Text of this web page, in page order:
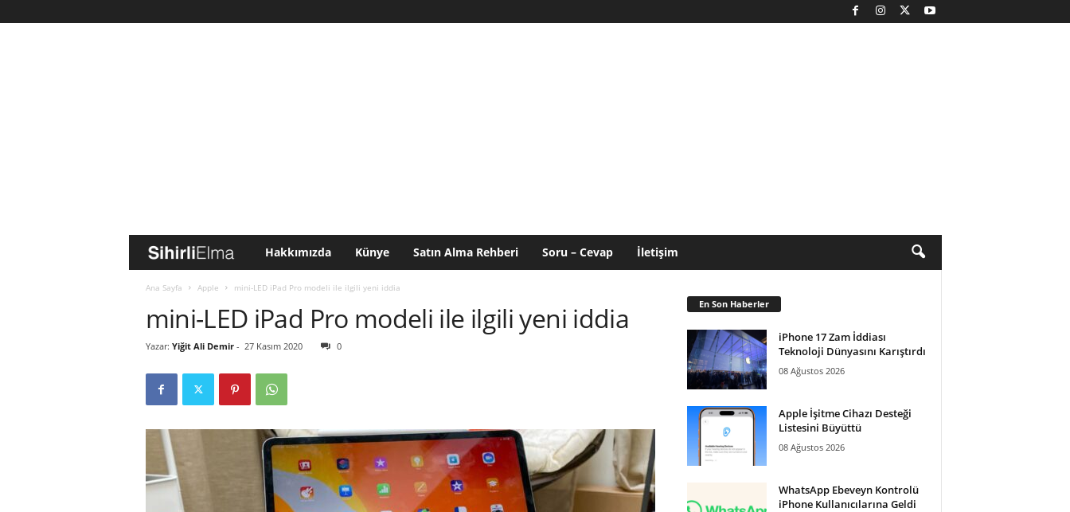
i
l
Hakkımızda Künye Satın Alma Rehberi Soru – Cevap İletişim
Ana Sayfa Apple mini-LED iPad Pro modeli ile ilgili yeni iddia
mini-LED iPad Pro modeli ile ilgili yeni iddia
Yazar: Yiğit Ali Demir- 27 Kasım 2020 0
En Son Haberler
iPhone 17 Zam İddiası
Teknoloji Dünyasını Karıştırdı
08 Ağustos 2026
Apple İşitme Cihazı Desteği
Listesini Büyüttü
08 Ağustos 2026
WhatsApp Ebeveyn Kontrolü
iPhone Kullanıcılarına Geldi